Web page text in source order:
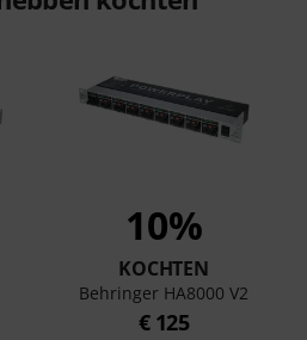
10%
KOCHTEN
Behringer HA8000 V2
€ 125